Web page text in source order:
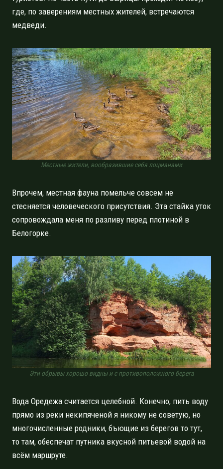
где, по заверениям местных жителей, встречаются
медведи.
Местные жители, вообразившие себя лоцманами
Впрочем, местная фауна помельче совсем не
стесняется человеческого присутствия. Эта стайка уток
сопровождала меня по разливу перед плотиной в
Белогорке.
Эти обрывы хорошо видны и с противоположного берега
Вода Оредежа считается целебной. Конечно, пить воду
прямо из реки некипяченой я никому не советую, но
многочисленные родники, бъющие из берегов то тут,
то там, обеспечат путника вкусной питьевой водой на
всём маршруте.